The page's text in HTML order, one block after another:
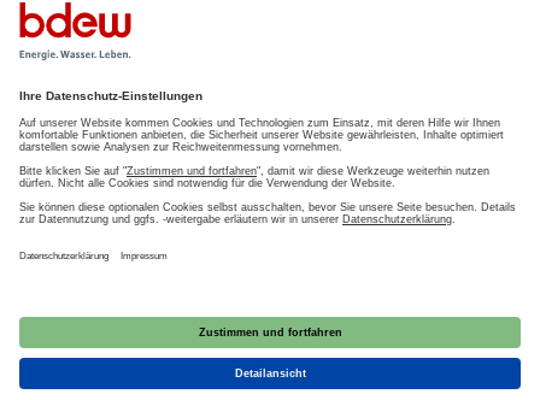
Vorstand
Gremien
Zum Mitgliederbereich
LOGIN
2026 BDEW
Impressum|Datenschutz